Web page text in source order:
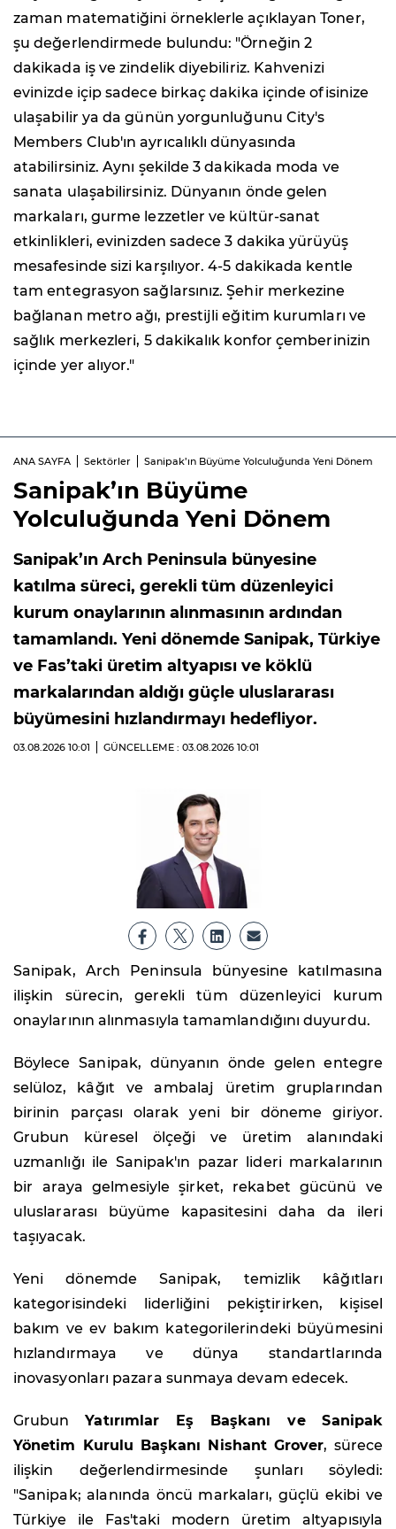
zaman matematiğini örneklerle açıklayan Toner,
şu değerlendirmede bulundu: "Örneğin 2
dakikada iş ve zindelik diyebiliriz. Kahvenizi
evinizde içip sadece birkaç dakika içinde ofisinize
ulaşabilir ya da günün yorgunluğunu City's
Members Club'ın ayrıcalıklı dünyasında
atabilirsiniz. Aynı şekilde 3 dakikada moda ve
sanata ulaşabilirsiniz. Dünyanın önde gelen
markaları, gurme lezzetler ve kültür-sanat
etkinlikleri, evinizden sadece 3 dakika yürüyüş
mesafesinde sizi karşılıyor. 4-5 dakikada kentle
tam entegrasyon sağlarsınız. Şehir merkezine
bağlanan metro ağı, prestijli eğitim kurumları ve
sağlık merkezleri, 5 dakikalık konfor çemberinizin
içinde yer alıyor."
ANA SAYFA Sektörler Sanipak’ın Büyüme Yolculuğunda Yeni Dönem
Sanipak’ın Büyüme
Yolculuğunda Yeni Dönem
Sanipak’ın Arch Peninsula bünyesine
katılma süreci, gerekli tüm düzenleyici
kurum onaylarının alınmasının ardından
tamamlandı. Yeni dönemde Sanipak, Türkiye
ve Fas’taki üretim altyapısı ve köklü
markalarından aldığı güçle uluslararası
büyümesini hızlandırmayı hedefliyor.
03.08.2026 10:01 GÜNCELLEME : 03.08.2026 10:01
Sanipak, Arch Peninsula bünyesine katılmasına
ilişkin sürecin, gerekli tüm düzenleyici kurum
onaylarının alınmasıyla tamamlandığını duyurdu.
Böylece Sanipak, dünyanın önde gelen entegre
selüloz, kâğıt ve ambalaj üretim gruplarından
birinin parçası olarak yeni bir döneme giriyor.
Grubun küresel ölçeği ve üretim alanındaki
uzmanlığı ile Sanipak'ın pazar lideri markalarının
bir araya gelmesiyle şirket, rekabet gücünü ve
uluslararası büyüme kapasitesini daha da ileri
taşıyacak.
Yeni dönemde Sanipak, temizlik kâğıtları
kategorisindeki liderliğini pekiştirirken, kişisel
bakım ve ev bakım kategorilerindeki büyümesini
hızlandırmaya ve dünya standartlarında
inovasyonları pazara sunmaya devam edecek.
GrubunYatırımlar Eş Başkanı ve Sanipak
Yönetim Kurulu Başkanı Nishant Grover, sürece
ilişkin değerlendirmesinde şunları söyledi:
"Sanipak; alanında öncü markaları, güçlü ekibi ve
Türkiye ile Fas'taki modern üretim altyapısıyla